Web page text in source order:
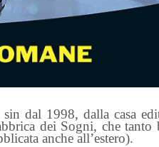
dal 1998, dalla casa
dei Sogni, che tanto
anche all’estero).